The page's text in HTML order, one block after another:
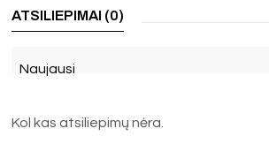
ATSILIEPIMAI (0)
Naujausi
Kol kas atsiliepimų nėra.